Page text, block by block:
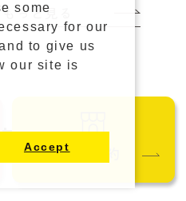
ご来店予約
もっと見る
some
for our
to give us
our site is
Accept